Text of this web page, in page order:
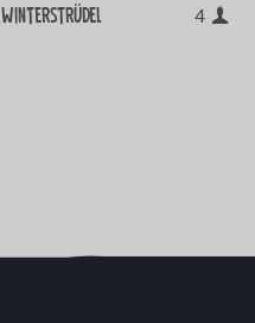
Winterstrüdel 4